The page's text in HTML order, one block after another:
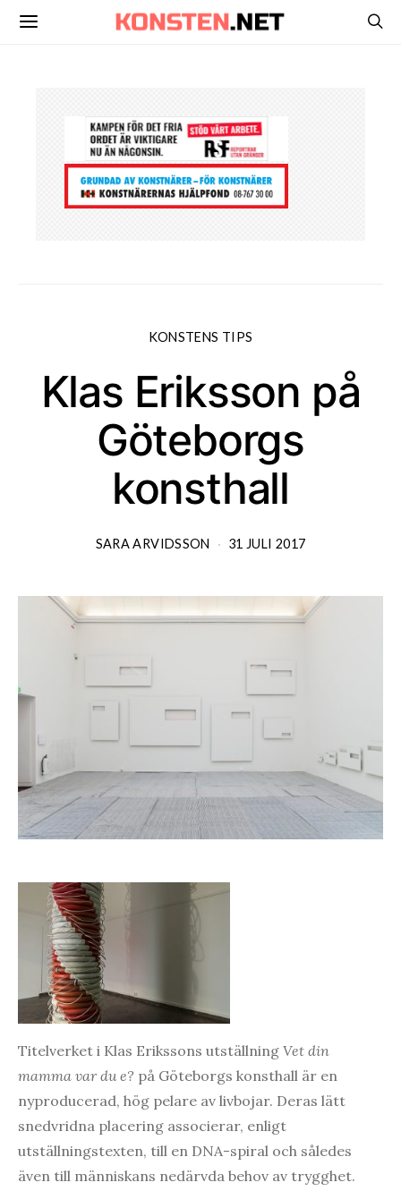
KONSTENS TIPS
Klas Eriksson på
Göteborgs
konsthall
SARA ARVIDSSON 31 JULI 2017
Titelverket i Klas Erikssons utställning Vet din
mamma var du e? på Göteborgs konsthall är en
nyproducerad, hög pelare av livbojar. Deras lätt
snedvridna placering associerar, enligt
utställningstexten, till en DNA-spiral och således
även till människans nedärvda behov av trygghet.